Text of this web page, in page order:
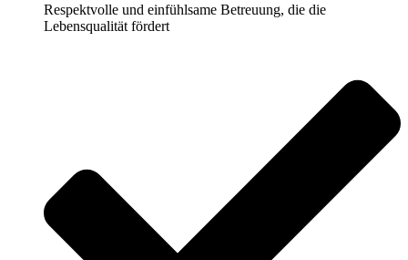
Respektvolle und einfühlsame Betreuung, die die
Lebensqualität fördert